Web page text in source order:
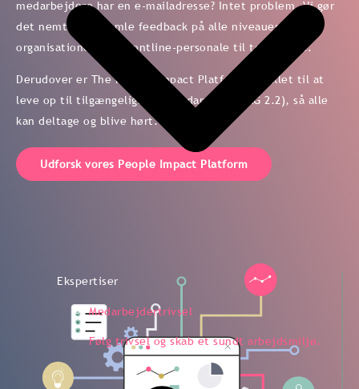
Ekspertiser
Medarbejdertrivsel
Følg trivsel og skab et sundt arbejdsmiljø.
Udforsk Shells tilgang
medarbejdere har en e-mailadresse? Intet problem. Vi gør
det nemt at indsamle feedback på alle niveauer i
organisationen, fra frontline-personale til topledelse.
Derudover er The People Impact Platform udviklet til at
leve op til tilgængelighedsstandarder (WCAG 2.2), så alle
kan deltage og blive hørt.
Udforsk vores People Impact Platform